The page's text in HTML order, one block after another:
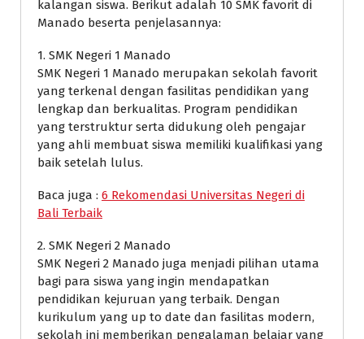
kalangan siswa. Berikut adalah 10 SMK favorit di
Manado beserta penjelasannya:
1. SMK Negeri 1 Manado
SMK Negeri 1 Manado merupakan sekolah favorit
yang terkenal dengan fasilitas pendidikan yang
lengkap dan berkualitas. Program pendidikan
yang terstruktur serta didukung oleh pengajar
yang ahli membuat siswa memiliki kualifikasi yang
baik setelah lulus.
Baca juga : 6 Rekomendasi Universitas Negeri di
Bali Terbaik
2. SMK Negeri 2 Manado
SMK Negeri 2 Manado juga menjadi pilihan utama
bagi para siswa yang ingin mendapatkan
pendidikan kejuruan yang terbaik. Dengan
kurikulum yang up to date dan fasilitas modern,
sekolah ini memberikan pengalaman belajar yang